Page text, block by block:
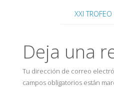
XXI
Deja una
Tu dirección de correo
campos obligatorios están